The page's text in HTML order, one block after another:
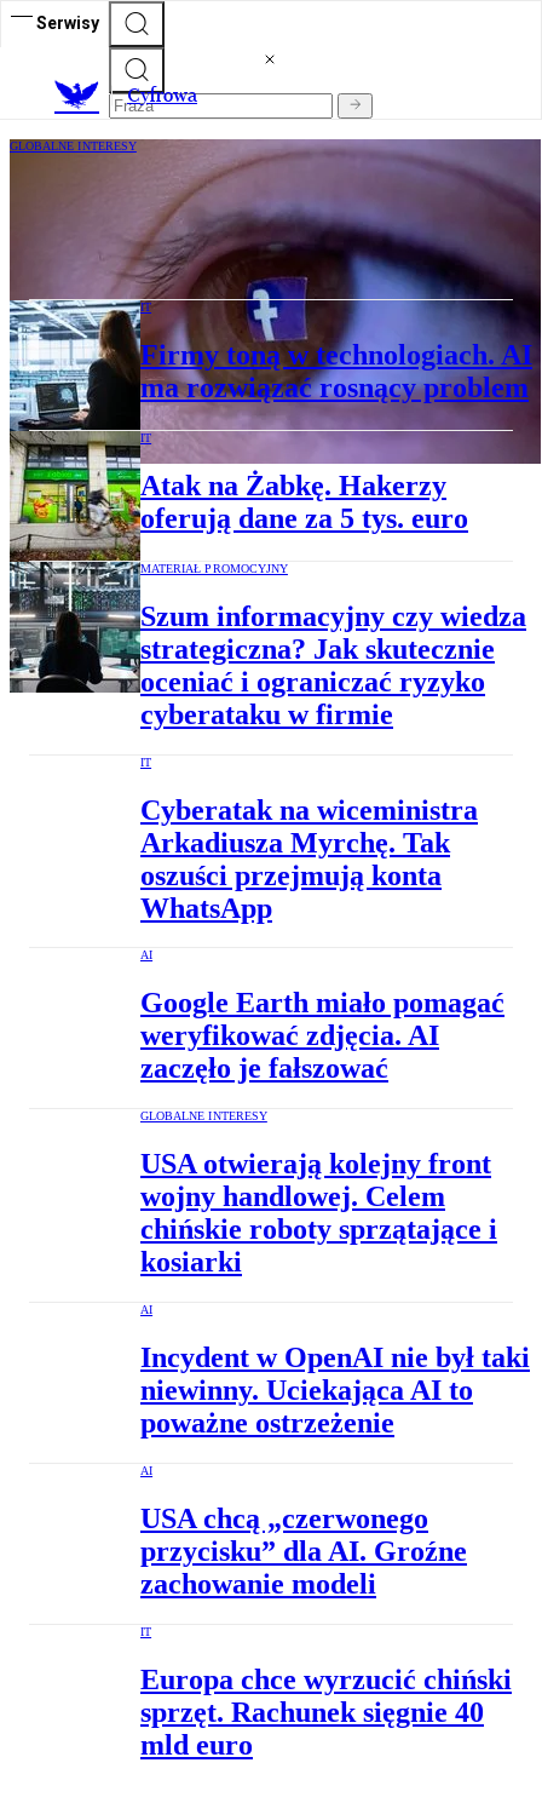
Serwisy
Cyfrowa
GLOBALNE INTERESY
Właściciel Facebooka zapłaci rekordową
karę. Sąd: firma nie chroniła dzieci przed
zagrożeniami
IT
Firmy toną w technologiach. AI
ma rozwiązać rosnący problem
IT
Atak na Żabkę. Hakerzy
oferują dane za 5 tys. euro
MATERIAŁ PROMOCYJNY
Szum informacyjny czy wiedza
strategiczna? Jak skutecznie
oceniać i ograniczać ryzyko
cyberataku w firmie
IT
Cyberatak na wiceministra
Arkadiusza Myrchę. Tak
oszuści przejmują konta
WhatsApp
AI
Google Earth miało pomagać
weryfikować zdjęcia. AI
zaczęło je fałszować
GLOBALNE INTERESY
USA otwierają kolejny front
wojny handlowej. Celem
chińskie roboty sprzątające i
kosiarki
AI
Incydent w OpenAI nie był taki
niewinny. Uciekająca AI to
poważne ostrzeżenie
AI
USA chcą „czerwonego
przycisku” dla AI. Groźne
zachowanie modeli
IT
Europa chce wyrzucić chiński
sprzęt. Rachunek sięgnie 40
mld euro